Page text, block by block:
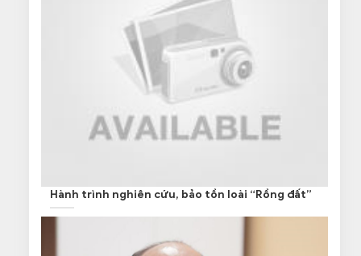
Hành trình nghiên cứu, bảo tồn loài “Rồng đất”